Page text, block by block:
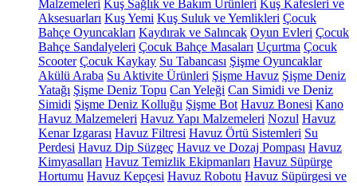
Malzemeleri Kuş Sağlık ve Bakım Ürünleri Kuş Kafesleri ve
Aksesuarları Kuş Yemi Kuş Suluk ve Yemlikleri Çocuk
Bahçe Oyuncakları Kaydırak ve Salıncak Oyun Evleri Çocuk
Bahçe Sandalyeleri Çocuk Bahçe Masaları Uçurtma Çocuk
Scooter Çocuk Kaykay Su Tabancası Şişme Oyuncaklar
Akülü Araba Su Aktivite Ürünleri Şişme Havuz Şişme Deniz
Yatağı Şişme Deniz Topu Can Yeleği Can Simidi ve Deniz
Simidi Şişme Deniz Kolluğu Şişme Bot Havuz Bonesi Kano
Havuz Malzemeleri Havuz Yapı Malzemeleri Nozul Havuz
Kenar Izgarası Havuz Filtresi Havuz Örtü Sistemleri Su
Perdesi Havuz Dip Süzgeç Havuz ve Dozaj Pompası Havuz
Kimyasalları Havuz Temizlik Ekipmanları Havuz Süpürge
Hortumu Havuz Kepçesi Havuz Robotu Havuz Süpürgesi ve